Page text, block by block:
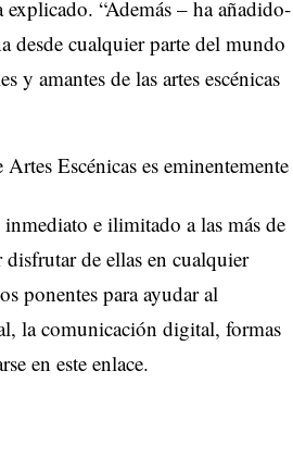
“Además – ha añadido-
desde cualquier parte del mundo
y amantes de las artes escénicas
Escénicas es eminentemente
e ilimitado a las más de
de ellas en cualquier
ponentes para ayudar al
la comunicación digital, formas
en esteenlace.